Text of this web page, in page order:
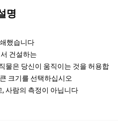
명
했습니다
건설하는
물은 당신이 움직이는 것을 허용합
크기를 선택하십시오
사람의 측정이 아닙니다